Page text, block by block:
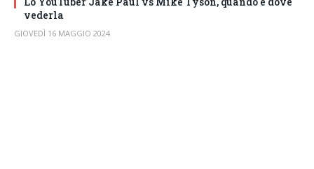
vederla
GIOVEDÌ 16 MAGGIO 2024